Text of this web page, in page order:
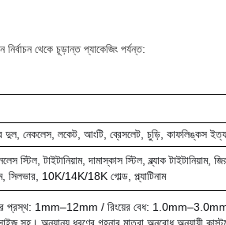
থেকে চূড়ান্ত প্যাকেজিং পর্যন্ত:
দুল, নেকলেস, লকেট, আংটি, ব্রেসলেট, চুড়ি, কাফলিঙ্কস
স্টিল, টাইটানিয়াম, দামাস্কাস স্টিল, ব্ল্যাক টাইটানিয়াম,
সিলভার, 10K/14K/18K গোল্ড, প্ল্যাটিনাম
প্রস্থ: 1mm–12mm / রিংয়ের বেধ: